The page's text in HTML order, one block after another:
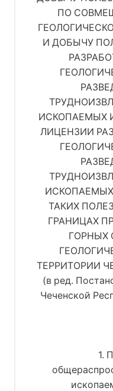
ПО
И ДОБЫЧУ
ИСКОПАЕМЫХ
ЛИЦЕНЗИИ
ТАКИХ
ГРАНИЦАХ
ГОРНЫХ
ТЕРРИТОРИИ
(в ред.
Чеченской
1.